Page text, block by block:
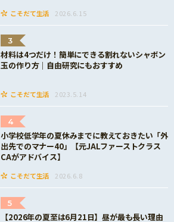
こそだて生活 2026.6.15
3
材料は4つだけ！簡単にできる割れないシャボン
玉の作り方｜自由研究にもおすすめ
こそだて生活 2023.5.14
4
小学校低学年の夏休みまでに教えておきたい「外
出先でのマナー40」【元JALファーストクラス
CAがアドバイス】
こそだて生活 2026.6.8
5
【2026年の夏至は6月21日】昼が最も長い理由